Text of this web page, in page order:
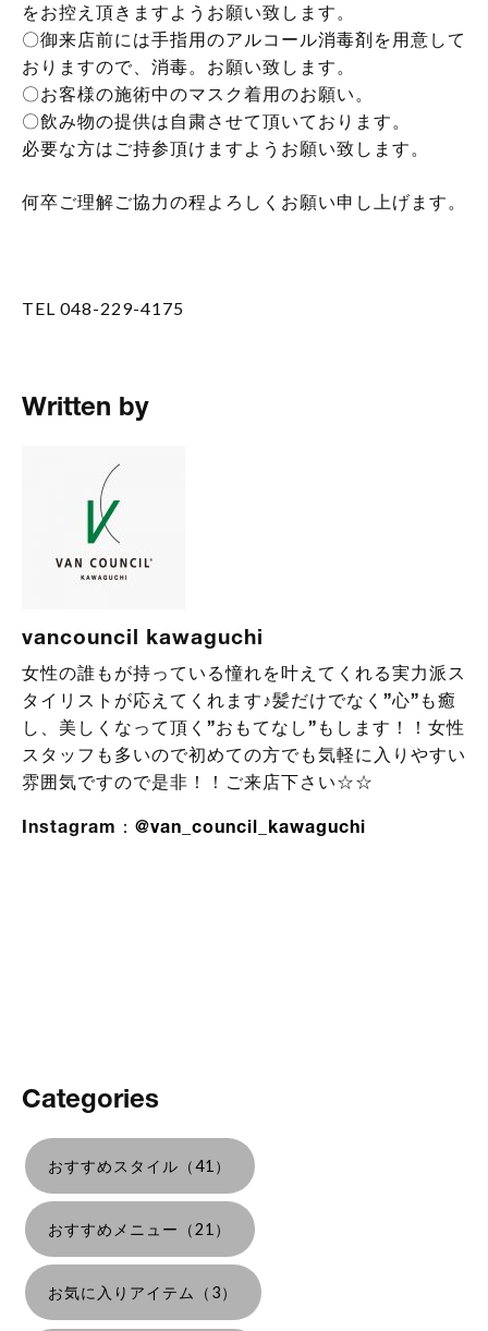
をお控え頂きますようお願い致します。
〇御来店前には手指用のアルコール消毒剤を用意して
おりますので、消毒。お願い致します。
〇お客様の施術中のマスク着用のお願い。
〇飲み物の提供は自粛させて頂いております。
必要な方はご持参頂けますようお願い致します。
何卒ご理解ご協力の程よろしくお願い申し上げます。
TEL 048-229-4175
Written by
vancouncil kawaguchi
女性の誰もが持っている憧れを叶えてくれる実力派ス
タイリストが応えてくれます♪髪だけでなく”心”も癒
し、美しくなって頂く”おもてなし”もします！！女性
スタッフも多いので初めての方でも気軽に入りやすい
雰囲気ですので是非！！ご来店下さい☆☆
Instagram： @van_council_kawaguchi
Categories
おすすめスタイル（41）
おすすめメニュー（21）
お気に入りアイテム（3）